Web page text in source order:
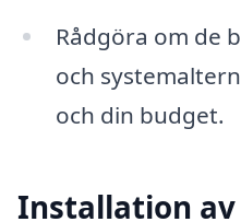
Rådgöra om de
och
och din budget.
Installation